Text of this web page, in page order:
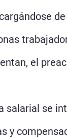
el
salarial se
y